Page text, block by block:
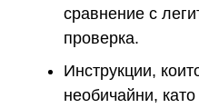
сравнение с
проверка.
Инструкции,
необичайни,